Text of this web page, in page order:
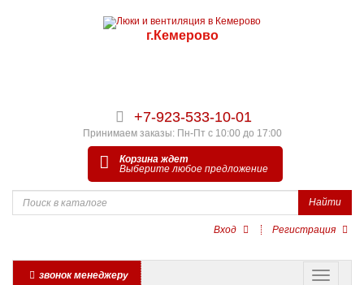
г.Кемерово
+7-923-533-10-01
Принимаем заказы: Пн-Пт с 10:00 до 17:00
Корзина ждет
Выберите любое предложение
Найти
Вход Регистрация
звонок менеджеру